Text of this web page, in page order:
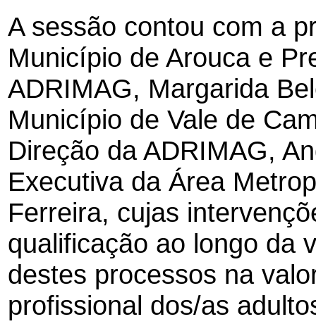
A sessão contou com a
Município de Arouca e
ADRIMAG, Margarida
Município de Vale de
Direção da ADRIMAG,
Executiva da Área
Ferreira, cujas
qualificação ao longo da
destes processos na
profissional dos/as